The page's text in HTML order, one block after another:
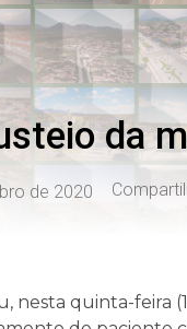
da
de 2020
nesta quinta-feira